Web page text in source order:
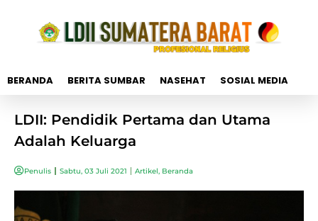
BERANDA BERITA SUMBAR NASEHAT SOSIAL MEDIA
LDII: Pendidik Pertama dan Utama
Adalah Keluarga
Penulis Sabtu, 03 Juli 2021 Artikel, Beranda